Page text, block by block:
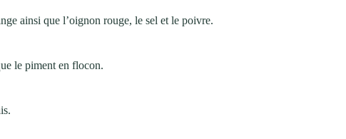
ainsi que l’oignon rouge, le sel et le poivre.
le piment en flocon.